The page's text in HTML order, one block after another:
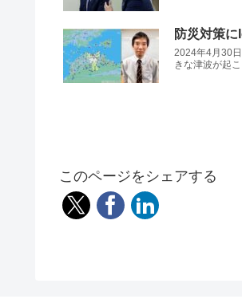
防災対策
2024年4月30
きな津波が起
このページをシェアする